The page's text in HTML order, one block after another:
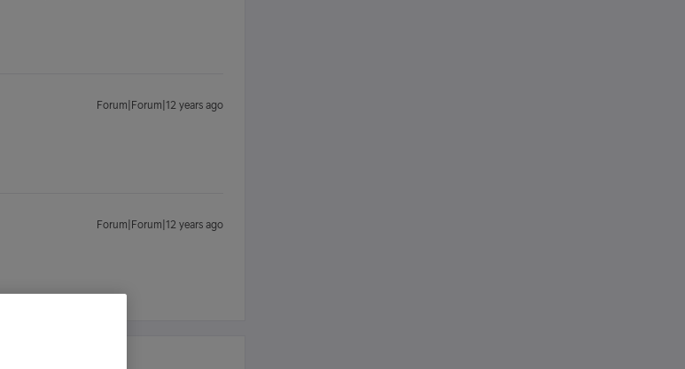
Forum|Forum|12 years ago
Forum|Forum|12 years ago